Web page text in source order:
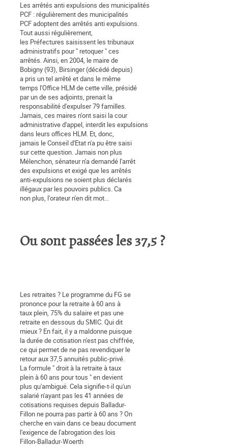
Les arrêtés anti expulsions des municipalités
PCF : régulièrement des municipalités
PCF adoptent des arrêtés anti expulsions.
Tout aussi régulièrement,
les Préfectures saisissent les tribunaux
administratifs pour " retoquer " ces
arrêtés. Ainsi, en 2004, le maire de
Bobigny (93), Birsinger (décédé depuis)
a pris un tel arrêté et dans le même
temps l'Office HLM de cette ville, présidé
par un de ses adjoints, prenait la
responsabilité d'expulser 79 familles.
Jamais, ces maires n'ont saisi la cour
administrative d'appel, interdit les expulsions
dans leurs offices HLM. Et, donc,
jamais le Conseil d'Etat n'a pu être saisi
sur cette question. Jamais non plus
Mélenchon, sénateur n'a demandé l'arrêt
des expulsions et exigé que les arrêtés
anti-expulsions ne soient plus déclarés
illégaux par les pouvoirs publics. Ca
non plus, l'orateur n'en dit mot...
Ou sont passées les 37,5 ?
Les retraites ? Le programme du FG se
prononce pour la retraite à 60 ans à
taux plein, 75% du salaire et pas une
retraite en dessous du SMIC. Qui dit
mieux ? En fait, il y a maldonne puisque
la durée de cotisation n'est pas chiffrée,
ce qui permet de ne pas revendiquer le
retour aux 37,5 annuités public-privé.
La formule " droit à la retraite à taux
plein à 60 ans pour tous " en devient
plus qu'ambiguë. Cela signifie-t-il qu'un
salarié n'ayant pas les 41 années de
cotisations requises depuis Balladur-
Fillon ne pourra pas partir à 60 ans ? On
cherche en vain dans ce beau document
l'exigence de l'abrogation des lois
Fillon-Balladur-Woerth